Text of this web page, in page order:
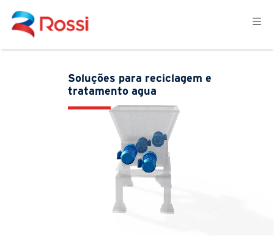
Soluções para reciclagem e
tratamento agua